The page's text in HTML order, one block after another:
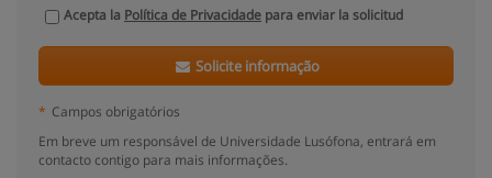
Acepta la Política de Privacidade para enviar la solicitud
Solicite informação
* Campos obrigatórios
Em breve um responsável de Universidade Lusófona, entrará em
contacto contigo para mais informações.